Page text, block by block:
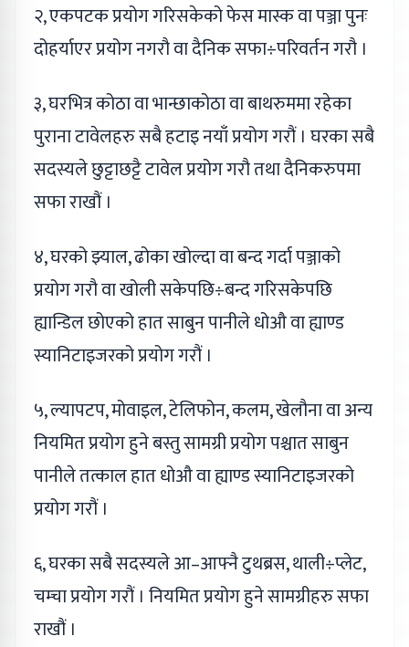
२, एकपटक प्रयोग गरिसकेको फेस मास्क वा पञ्जा पुनः
दोहर्याएर प्रयोग नगरौ वा दैनिक सफा÷परिवर्तन गरौ ।
३, घरभित्र कोठा वा भान्छाकोठा वा बाथरुममा रहेका
पुराना टावेलहरु सबै हटाइ नयाँ प्रयोग गरौं । घरका सबै
सदस्यले छुट्टाछट्टै टावेल प्रयोग गरौ तथा दैनिकरुपमा
सफा राखौं ।
४, घरको झ्याल, ढोका खोल्दा वा बन्द गर्दा पञ्जाको
प्रयोग गरौ वा खोली सकेपछि÷बन्द गरिसकेपछि
ह्यान्डिल छोएको हात साबुन पानीले धोऔ वा ह्याण्ड
स्यानिटाइजरको प्रयोग गरौं ।
५, ल्यापटप, मोवाइल, टेलिफोन, कलम, खेलौना वा अन्य
नियमित प्रयोग हुने बस्तु सामग्री प्रयोग पश्चात साबुन
पानीले तत्काल हात धोऔ वा ह्याण्ड स्यानिटाइजरको
प्रयोग गरौं ।
६, घरका सबै सदस्यले आ–आफ्नै टुथब्रस, थाली÷प्लेट,
चम्चा प्रयोग गरौं । नियमित प्रयोग हुने सामग्रीहरु सफा
राखौं ।